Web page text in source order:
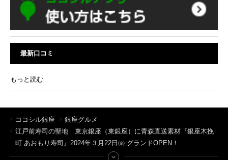
最新口コミ
もっと読む
ココシル銀座
銀座グルメ
江戸前寿司の聖地 東京銀座（東銀座）に青森直送素材『銀座木挽
町 あおもり寿司』2024年３月22日㈮ グランドOPEN！